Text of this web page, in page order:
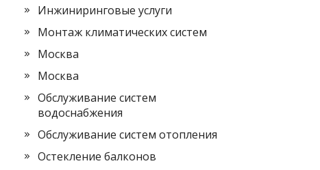
Инжиниринговые услуги
Монтаж климатических систем
Москва
Москва
Обслуживание систем
водоснабжения
Обслуживание систем отопления
Остекление балконов